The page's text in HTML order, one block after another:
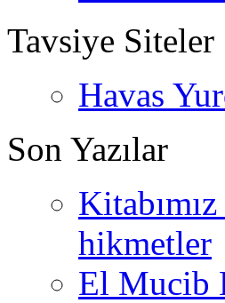
Tavsiye Siteler
Havas
Son Yazılar
hikmetler
El Mucib